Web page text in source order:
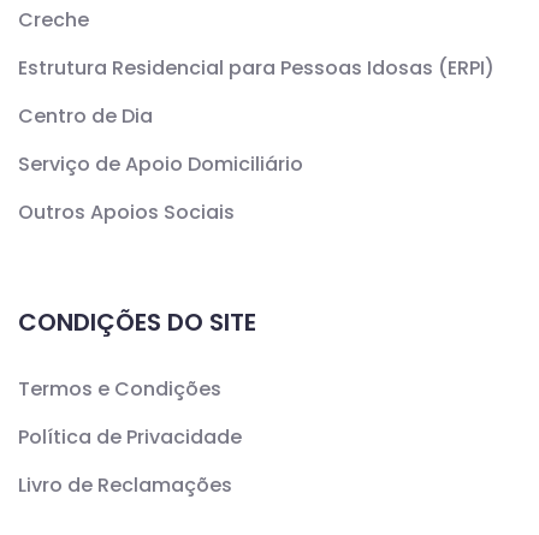
Creche
Estrutura Residencial para Pessoas Idosas (ERPI)
Centro de Dia
Serviço de Apoio Domiciliário
Outros Apoios Sociais
CONDIÇÕES DO SITE
Termos e Condições
Política de Privacidade
Livro de Reclamações